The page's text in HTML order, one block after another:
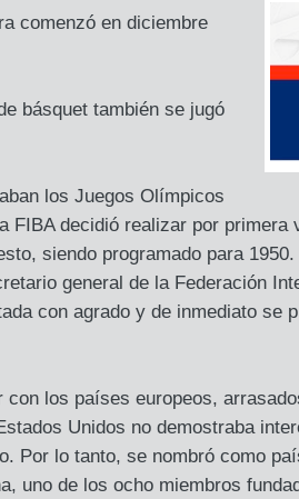
comenzó en diciembre
básquet también se jugó
los Juegos Olímpicos
FIBA decidió realizar por primera
siendo programado para
general de la Federación
con agrado y de inmediato se
con los países europeos,
Unidos no demostraba
Por lo tanto, se nombró como
uno de los ocho miembros